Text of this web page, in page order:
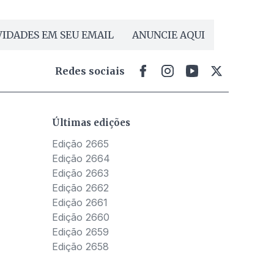
EM SEU EMAIL ANUNCIE AQUI
Redes sociais
Últimas edições
Edição 2665
Edição 2664
Edição 2663
Edição 2662
Edição 2661
Edição 2660
Edição 2659
Edição 2658